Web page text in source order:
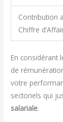
Contribution
Chiffre
En considérant
de
votre
sectoriels qui
salariale.